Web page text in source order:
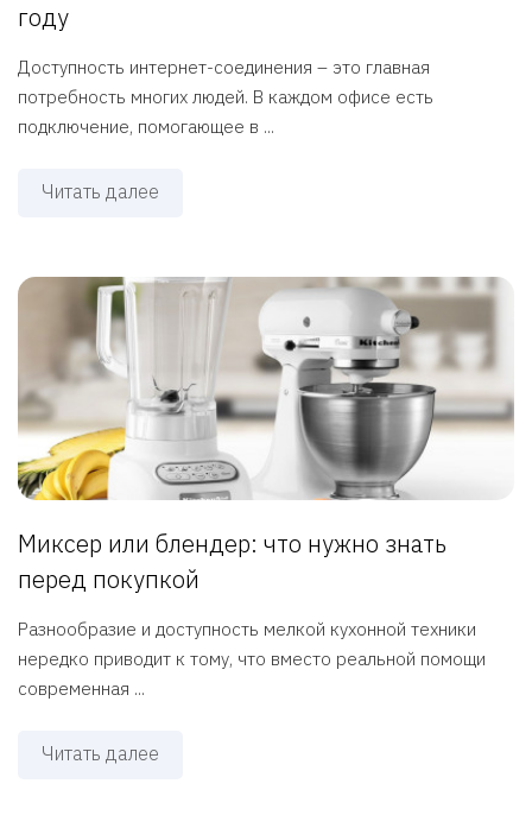
году
Доступность интернет-соединения – это главная
потребность многих людей. В каждом офисе есть
подключение, помогающее в ...
Читать далее
Миксер или блендер: что нужно знать
перед покупкой
Разнообразие и доступность мелкой кухонной техники
нередко приводит к тому, что вместо реальной помощи
современная ...
Читать далее